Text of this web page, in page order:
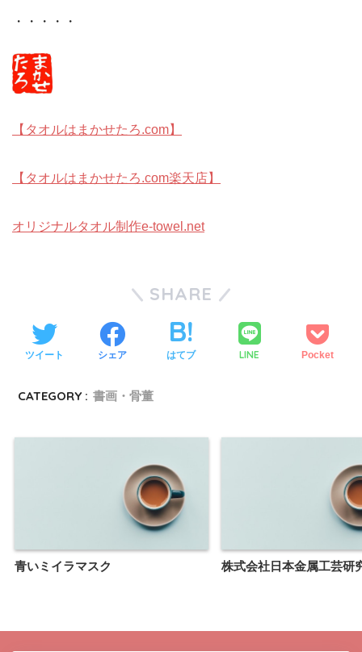
・・・・・
【タオルはまかせたろ.com】
【タオルはまかせたろ.com楽天店】
オリジナルタオル制作e-towel.net
SHARE
ツイート シェア はてブ LINE Pocket
CATEGORY : 書画・骨董
青いミイラマスク 株式会社日本金属工芸